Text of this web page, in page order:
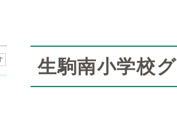
生駒南小学校